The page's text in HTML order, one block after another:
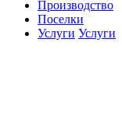
Производство
Поселки
Услуги Услуги